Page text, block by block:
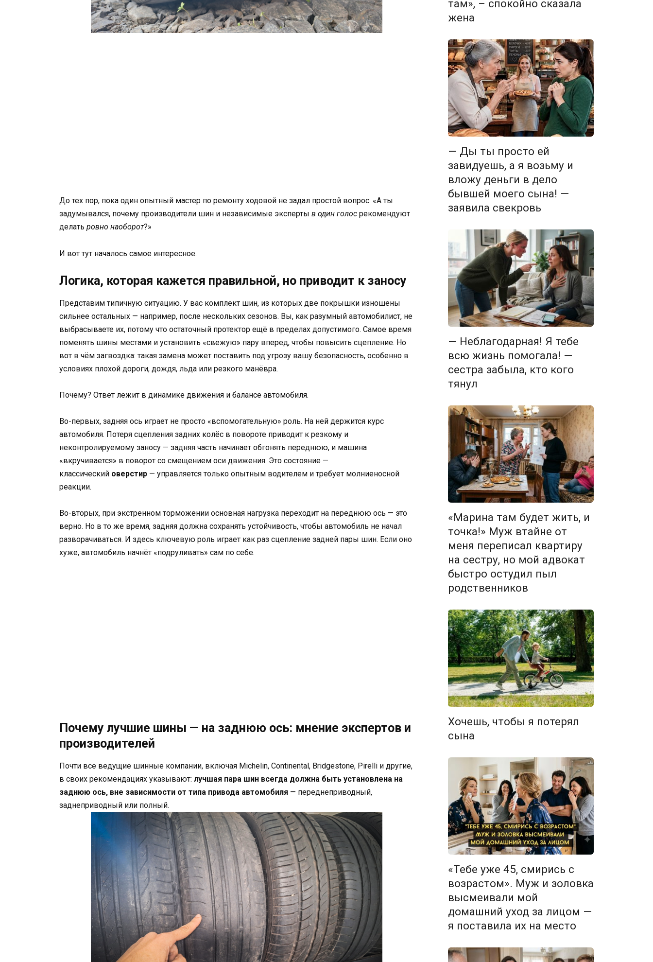
До тех пор, пока один опытный мастер по ремонту ходовой не задал простой вопрос: «А ты
задумывался, почему производители шин и независимые эксперты в один голос рекомендуют
делать ровно наоборот?»
И вот тут началось самое интересное.
Логика, которая кажется правильной, но приводит к заносу
Представим типичную ситуацию. У вас комплект шин, из которых две покрышки изношены
сильнее остальных — например, после нескольких сезонов. Вы, как разумный автомобилист, не
выбрасываете их, потому что остаточный протектор ещё в пределах допустимого. Самое время
поменять шины местами и установить «свежую» пару вперед, чтобы повысить сцепление. Но
вот в чём загвоздка: такая замена может поставить под угрозу вашу безопасность, особенно в
условиях плохой дороги, дождя, льда или резкого манёвра.
Почему? Ответ лежит в динамике движения и балансе автомобиля.
Во-первых, задняя ось играет не просто «вспомогательную» роль. На ней держится курс
автомобиля. Потеря сцепления задних колёс в повороте приводит к резкому и
неконтролируемому заносу — задняя часть начинает обгонять переднюю, и машина
«вкручивается» в поворот со смещением оси движения. Это состояние —
классический оверстир — управляется только опытным водителем и требует молниеносной
реакции.
Во-вторых, при экстренном торможении основная нагрузка переходит на переднюю ось — это
верно. Но в то же время, задняя должна сохранять устойчивость, чтобы автомобиль не начал
разворачиваться. И здесь ключевую роль играет как раз сцепление задней пары шин. Если оно
хуже, автомобиль начнёт «подруливать» сам по себе.
Почему лучшие шины — на заднюю ось: мнение экспертов и
производителей
Почти все ведущие шинные компании, включая Michelin, Continental, Bridgestone, Pirelli и другие,
в своих рекомендациях указывают: лучшая пара шин всегда должна быть установлена на
заднюю ось, вне зависимости от типа привода автомобиля — переднеприводный,
заднеприводный или полный.
там», – спокойно сказала
жена
— Ды ты просто ей
завидуешь, а я возьму и
вложу деньги в дело
бывшей моего сына! —
заявила свекровь
— Неблагодарная! Я тебе
всю жизнь помогала! —
сестра забыла, кто кого
тянул
«Марина там будет жить, и
точка!» Муж втайне от
меня переписал квартиру
на сестру, но мой адвокат
быстро остудил пыл
родственников
Хочешь, чтобы я потерял
сына
«Тебе уже 45, смирись с
возрастом». Муж и золовка
высмеивали мой
домашний уход за лицом —
я поставила их на место